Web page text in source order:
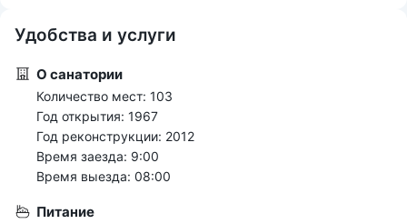
Удобства и услуги
О санатории
Количество мест: 103
Год открытия: 1967
Год реконструкции: 2012
Время заезда: 9:00
Время выезда: 08:00
Питание